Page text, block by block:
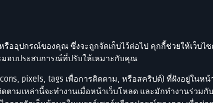
รืออุปกรณ์ของคุณ ซึ่งจะถูกจัดเก็บไว้ต่อไป คุกกี้ช่วยให้เว็บไ
มอบประสบการณ์ที่ปรับให้เหมาะกับคุณ
pixels, tags เพื่อการติดตาม, หรือสคริปต์) ที่ฝังอยู่ในห
ามเหล่านี้จะทำงานเมื่อหน้าเว็บโหลด และมักทำงานร่วมกั